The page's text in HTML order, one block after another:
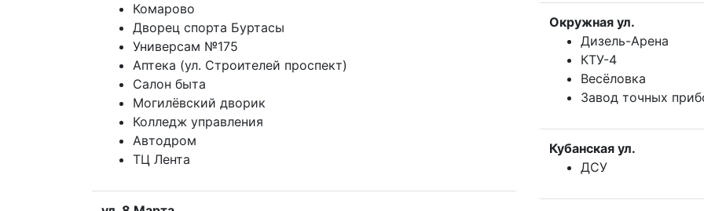
Комарово
Дворец спорта Буртасы
Универсам №175
Аптека (ул. Строителей проспект)
Салон быта
Могилёвский дворик
Колледж управления
Автодром
ТЦ Лента
Окружная ул.
Дизель-Арена
КТУ-4
Весёловка
Завод точных
Кубанская ул.
ДСУ